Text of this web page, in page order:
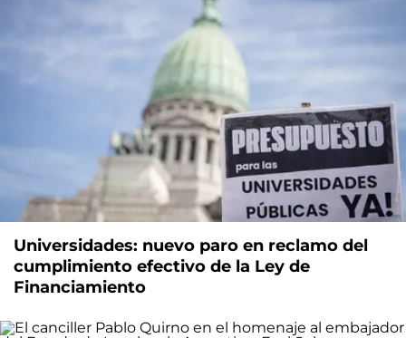
Universidades: nuevo paro en reclamo del
cumplimiento efectivo de la Ley de
Financiamiento